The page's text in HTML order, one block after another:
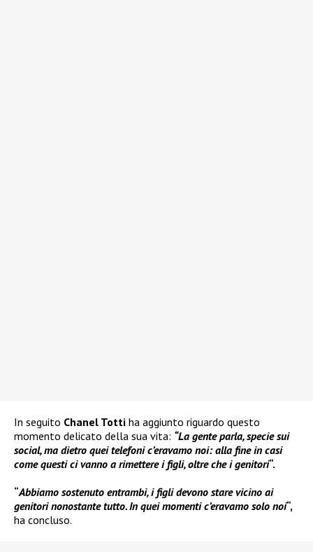
In seguito Chanel Totti ha aggiunto riguardo questo
momento delicato della sua vita: “La gente parla, specie sui
social, ma dietro quei telefoni c’eravamo noi: alla fine in casi
come questi ci vanno a rimettere i figli, oltre che i genitori“.
“Abbiamo sostenuto entrambi, i figli devono stare vicino ai
genitori nonostante tutto. In quei momenti c’eravamo solo noi“,
ha concluso.